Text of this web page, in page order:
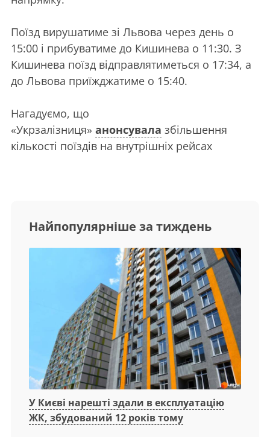
Поїзд вирушатиме зі Львова через день о
15:00 і прибуватиме до Кишинева о 11:30. З
Кишинева поїзд відправлятиметься о 17:34, а
до Львова приїжджатиме о 15:40.
Нагадуємо, що
«Укрзалізниця» анонсувала збільшення
кількості поїздів на внутрішніх рейсах
Найпопулярніше за тиждень
У Києві нарешті здали в експлуатацію
ЖК, збудований 12 років тому